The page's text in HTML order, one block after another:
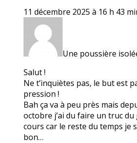
11 décembre 2025 à 16 h 43
Une poussière
Salut !
Ne t’inquiètes pas, le but est
pression !
Bah ça va à peu près mais
octobre j’ai du faire un truc
cours car le reste du temps je
bon…